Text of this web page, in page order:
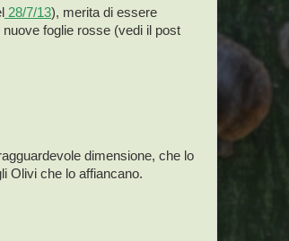
28/7/13), merita di essere
foglie rosse (vedi il post
dimensione, che lo
Olivi che lo affiancano.